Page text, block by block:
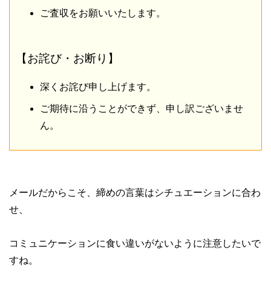
ご査収をお願いいたします。
【お詫び・お断り】
深くお詫び申し上げます。
ご期待に沿うことができず、申し訳ございませ
ん。
メールだからこそ、締めの言葉はシチュエーションに合わ
せ、
コミュニケーションに食い違いがないように注意したいで
すね。